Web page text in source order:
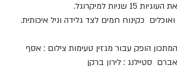
את העוגיות 15 שניות למיקרוגל.
המתכון הופק עבור מגזין טעימות צילום : אסף
אברם  סטיילנג : לירון ברקן